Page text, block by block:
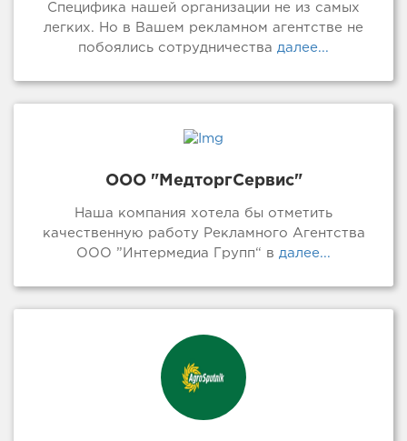
Специфика нашей организации не из самых
легких. Но в Вашем рекламном агентстве не
побоялись сотрудничества далее...
ООО "МедторгСервис"
Наша компания хотела бы отметить
качественную работу Рекламного Агентства
ООО ”Интермедиа Групп“ в далее...